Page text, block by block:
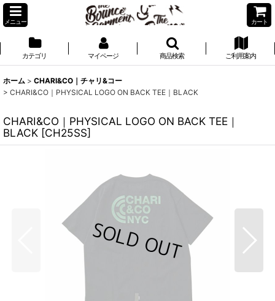
メニュー カート
カテゴリ マイページ 商品検索 ご利用案内
ホーム > CHARI&CO｜チャリ&コー
> CHARI&CO｜PHYSICAL LOGO ON BACK TEE｜BLACK
CHARI&CO｜PHYSICAL LOGO ON BACK TEE｜
BLACK [CH25SS]